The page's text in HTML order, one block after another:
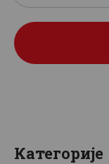
Категорије